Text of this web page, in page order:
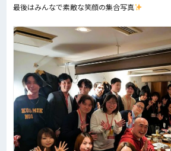
最後はみんなで素敵な笑顔の集合写真